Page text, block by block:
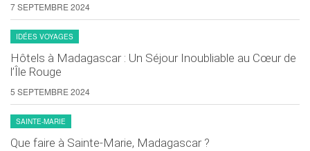
7 SEPTEMBRE 2024
IDÉES VOYAGES
Hôtels à Madagascar : Un Séjour Inoubliable au Cœur de
l’Île Rouge
5 SEPTEMBRE 2024
SAINTE-MARIE
Que faire à Sainte-Marie, Madagascar ?